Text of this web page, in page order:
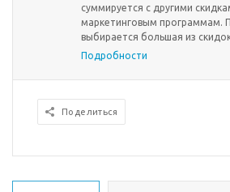
суммируется с другими
маркетинговым программам.
выбирается большая из
Подробности
Поделиться